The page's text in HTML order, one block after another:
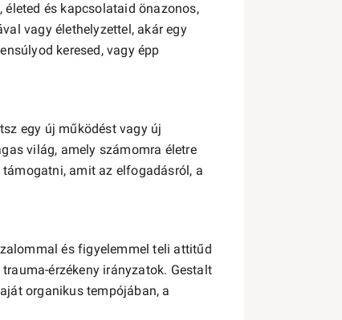
és kapcsolataid önazonos,
vagy élethelyzettel, akár egy
keresed, vagy épp
egy új működést vagy új
világ, amely számomra életre
amit az elfogadásról, a
és figyelemmel teli attitűd
érzékeny irányzatok. Gestalt
organikus tempójában, a